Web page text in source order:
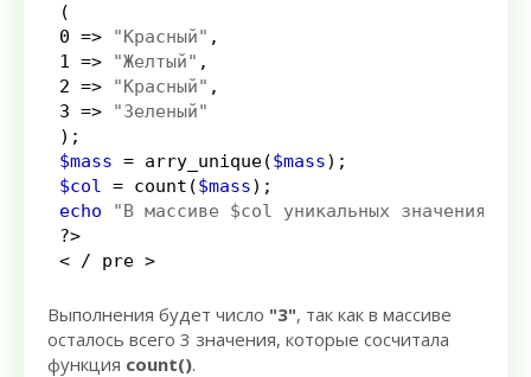
(
0 => "Красный" ,
1 => "Желтый" ,
2 => "Красный" ,
3 =>
"Зеленый"
);
$mass = arry_unique($mass);
$col = count ($mass);
echo
"В массиве $col уникальных значения"
?>
< / pre >
Выполнения будет число "3", так как в массиве
осталось всего 3 значения, которые сосчитала
функция count().